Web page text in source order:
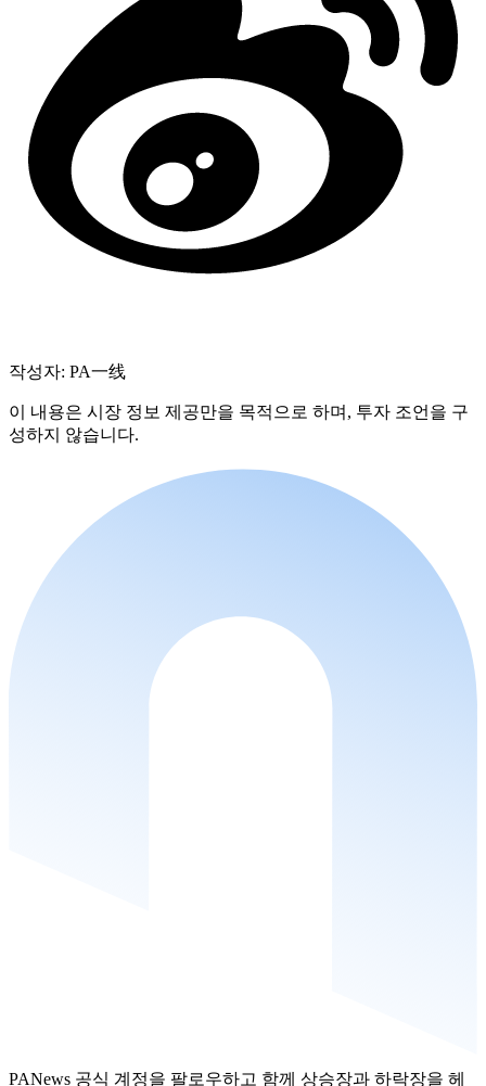
작성자: PA一线
이 내용은 시장 정보 제공만을 목적으로 하며, 투자 조언을 구
성하지 않습니다.
PANews 공식 계정을 팔로우하고 함께 상승장과 하락장을 헤